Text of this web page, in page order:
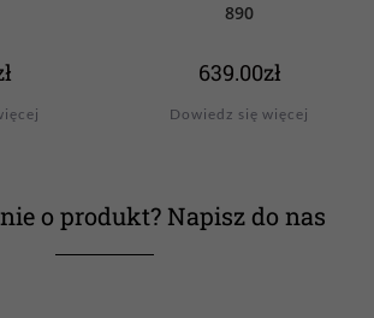
890
639.00zł
Dowiedz się więcej
o produkt? Napisz do nas